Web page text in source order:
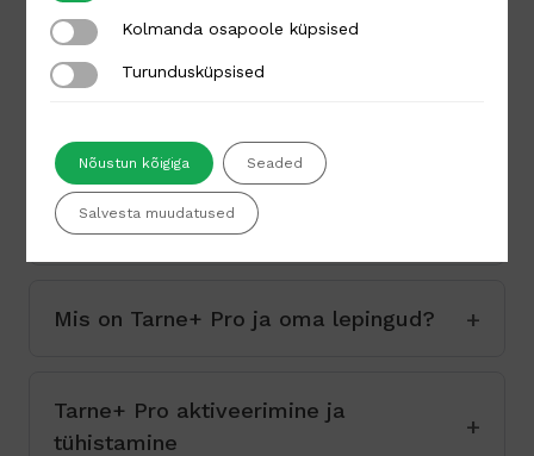
Kulleri tarneviisi sisse lülitamine
Mis on Tarne+?
Mis on Tarne+ Pro ja oma lepingud?
Tarne+ Pro aktiveerimine ja
tühistamine
Kolmanda osapoole küpsised
Kolmanda osapoole küpsised
Turundusküpsised
Turundusküpsised
Nõustun kõigiga Seaded
Salvesta muudatused